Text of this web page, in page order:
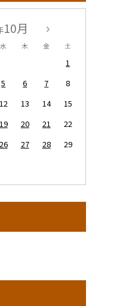
10月
水 木 金 土
1
5 6 7
8
12 13 14
15
19 20 21
22
26 27 28
29